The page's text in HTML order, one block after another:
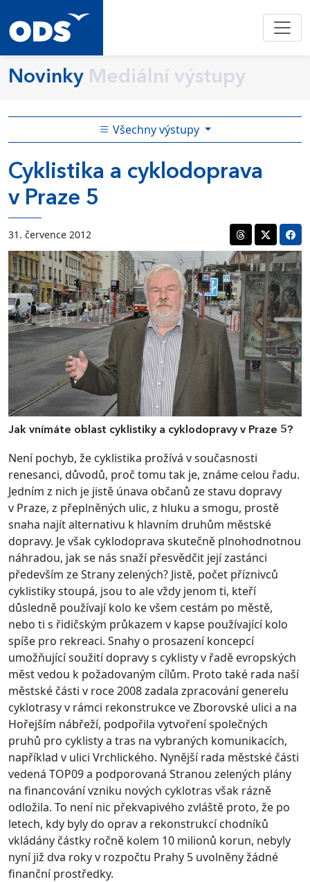
Novinky Mediální výstupy
Všechny výstupy
Cyklistika a cyklodoprava
v Praze 5
31. července 2012
Jak vnímáte oblast cyklistiky a cyklodopravy v Praze 5?
Není pochyb, že cyklistika prožívá v současnosti
renesanci, důvodů, proč tomu tak je, známe celou řadu.
Jedním z nich je jistě únava občanů ze stavu dopravy
v Praze, z přeplněných ulic, z hluku a smogu, prostě
snaha najít alternativu k hlavním druhům městské
dopravy. Je však cyklodoprava skutečně plnohodnotnou
náhradou, jak se nás snaží přesvědčit její zastánci
především ze Strany zelených? Jistě, počet příznivců
cyklistiky stoupá, jsou to ale vždy jenom ti, kteří
důsledně používají kolo ke všem cestám po městě,
nebo ti s řidičským průkazem v kapse používající kolo
spíše pro rekreaci. Snahy o prosazení koncepcí
umožňující soužití dopravy s cyklisty v řadě evropských
měst vedou k požadovaným cílům. Proto také rada naší
městské části v roce 2008 zadala zpracování generelu
cyklotrasy v rámci rekonstrukce ve Zborovské ulici a na
Hořejším nábřeží, podpořila vytvoření společných
pruhů pro cyklisty a tras na vybraných komunikacích,
například v ulici Vrchlického. Nynější rada městské části
vedená TOP09 a podporovaná Stranou zelených plány
na financování vzniku nových cyklotras však rázně
odložila. To není nic překvapivého zvláště proto, že po
letech, kdy byly do oprav a rekonstrukcí chodníků
vkládány částky ročně kolem 10 milionů korun, nebyly
nyní již dva roky v rozpočtu Prahy 5 uvolněny žádné
finanční prostředky.